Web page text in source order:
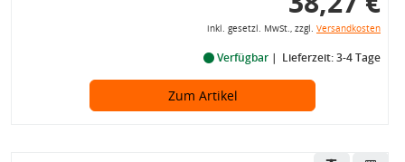
inkl. gesetzl. MwSt., zzgl. Versandkosten
Verfügbar Lieferzeit: 3-4 Tage
Zum Artikel